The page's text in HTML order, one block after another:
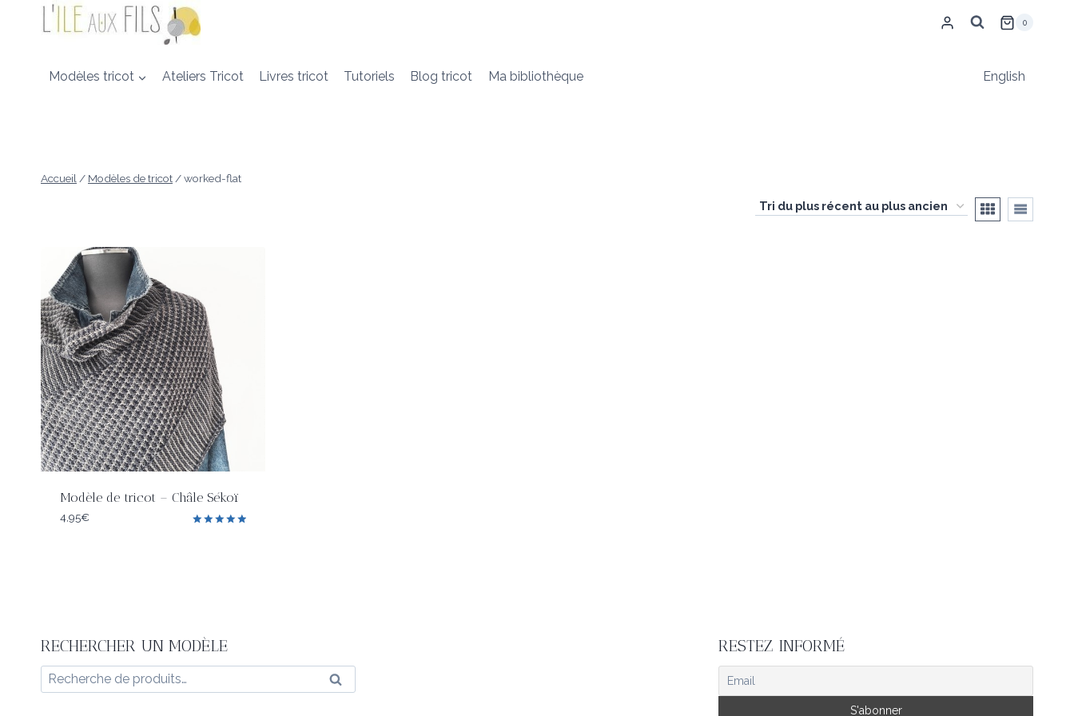
contenu
0
Modèles tricot Ateliers Tricot Livres tricot Tutoriels Blog tricot Ma bibliothèque English
Accueil/ Modèles de tricot/worked-flat
Modèle de tricot – Châle Sékoï
4,95€
RECHERCHER UN MODÈLE
Recherche
pour :
Recherche
RESTEZ INFORMÉ